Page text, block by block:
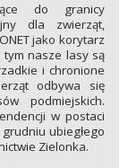
do granicy
dla zwierząt,
jako korytarz
tym nasze lasy są
i chronione
odbywa się
podmiejskich.
w postaci
ubiegłego
Zielonka.